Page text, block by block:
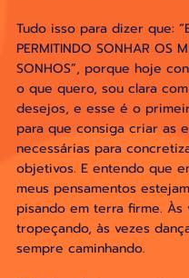
Tudo isso para dizer que:
PERMITINDO SONHAR OS
SONHOS”, porque hoje
o que quero, sou clara
desejos, e esse é o
para que consiga criar as
necessárias para
objetivos. E entendo que
meus pensamentos
pisando em terra firme. Às
tropeçando, às vezes
sempre caminhando.